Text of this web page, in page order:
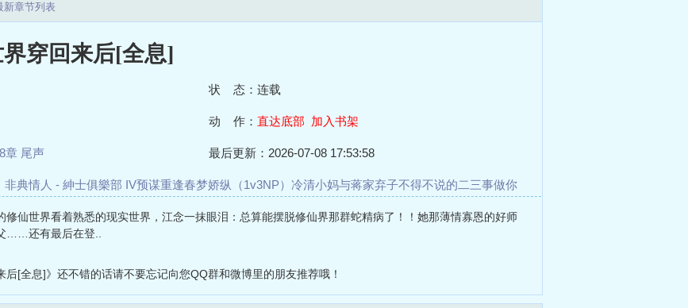
新章节列表
穿回来后[全息]
状 态：连载
动 作： 直达底部 加入书架
章 尾声 最后更新：2026-07-08 17:53:58
非典情人 - 紳士俱樂部 IV预谋重逢春梦娇纵（1v3NP） 冷清小妈与蒋家弃子不得不说的二三事做你
]
仙世界看着熟悉的现实世界，江念一抹眼泪：总算能摆脱修仙界那群蛇精病了！！她那薄情寡恩的好师
……还有最后在登..
[全息]》还不错的话请不要忘记向您QQ群和微博里的朋友推荐哦！